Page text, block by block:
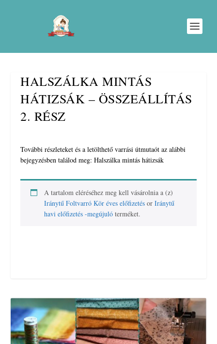
HALSZÁLKA MINTÁS
HÁTIZSÁK – ÖSSZEÁLLÍTÁS
2. RÉSZ
További részleteket és a letölthető varrási útmutaót az alábbi
bejegyzésben találod meg: Halszálka mintás hátizsák
A tartalom eléréséhez meg kell vásárolnia a (z)
Iránytű Foltvarró Kör éves előfizetés orIránytű
havi előfizetés -megújuló terméket.